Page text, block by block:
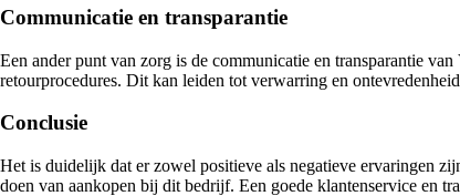
Communicatie en transparantie
Een ander punt van zorg is de communicatie en transparantie
retourprocedures. Dit kan leiden tot verwarring en
Conclusie
Het is duidelijk dat er zowel positieve als negatieve ervaringen
doen van aankopen bij dit bedrijf. Een goede klantenservice en